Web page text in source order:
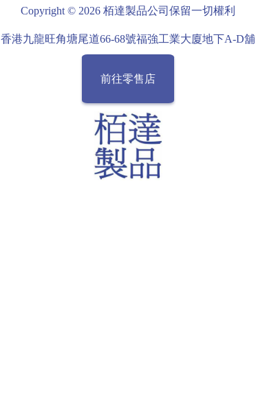
Copyright © 2026 栢達製品公司保留一切權利
香港九龍旺角塘尾道66-68號福強工業大廈地下A-D舖
前往零售店